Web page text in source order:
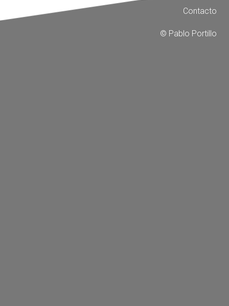
Contacto
© Pablo Portillo